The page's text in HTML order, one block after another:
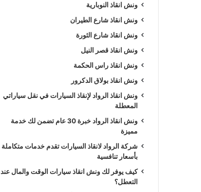
ونش انقاذ النوبارية
ونش انقاذ شارع الطيران
ونش انقاذ شارع الثورة
ونش انقاذ قصر النيل
ونش انقاذ راس الحكمة
ونش انقاذ بولاق الدكرور
ونش انقاذ الرواد لإنقاذ السيارات في نقل سياراتي
المعطلة
ونش انقاذ الرواد خبرة 30 عام تضمن لك خدمة
مميزة
شركة الرواد لانقاذ السيارات تقدم خدمات متكاملة
بأسعار تنافسية
كيف يوفر لك ونش انقاذ سيارات الوقت والمال عند
التعطل؟